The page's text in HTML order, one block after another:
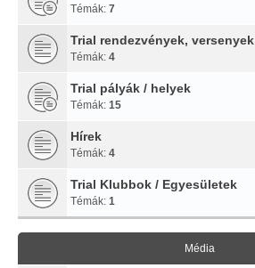
Témák: 7
Trial rendezvények, versenyek
Témák: 4
Trial pályák / helyek
Témák: 15
Hírek
Témák: 4
Trial Klubbok / Egyesületek
Témák: 1
Média